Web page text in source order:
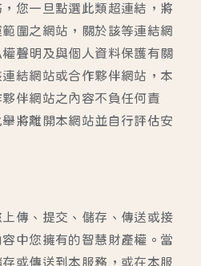
您一旦點選此類超連結，將
圍之網站，關於該等連結網
聲明及與個人資料保護有關
結網站或合作夥伴網站，本
伴網站之內容不負任何責
將離開本網站並自行評估安
傳、提交、儲存、傳送或接
中您擁有的智慧財產權。當
或傳送到本服務，或在本服